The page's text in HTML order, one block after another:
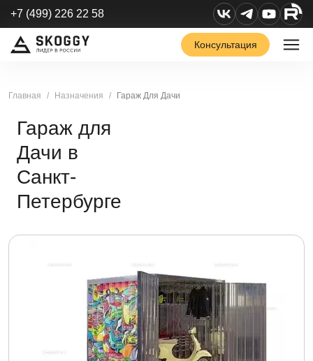
+7 (499) 226 22 58
Консультация
Главная Назначения Гараж Для Дачи
Гараж для
Дачи в
Санкт-
Петербурге